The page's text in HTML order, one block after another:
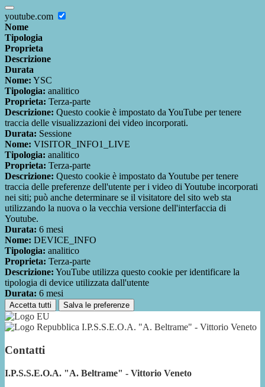
youtube.com
Nome
Tipologia
Proprieta
Descrizione
Durata
Nome: YSC
Tipologia: analitico
Proprieta: Terza-parte
Descrizione: Questo cookie è impostato da YouTube per tenere
traccia delle visualizzazioni dei video incorporati.
Durata: Sessione
Nome: VISITOR_INFO1_LIVE
Tipologia: analitico
Proprieta: Terza-parte
Descrizione: Questo cookie è impostato da Youtube per tenere
traccia delle preferenze dell'utente per i video di Youtube incorporati
nei siti; può anche determinare se il visitatore del sito web sta
utilizzando la nuova o la vecchia versione dell'interfaccia di
Youtube.
Durata: 6 mesi
Nome: DEVICE_INFO
Tipologia: analitico
Proprieta: Terza-parte
Descrizione: YouTube utilizza questo cookie per identificare la
tipologia di device utilizzata dall'utente
Durata: 6 mesi
Accetta tutti Salva le preferenze
I.P.S.S.E.O.A. "A. Beltrame" - Vittorio Veneto
Contatti
I.P.S.S.E.O.A. "A. Beltrame" - Vittorio Veneto